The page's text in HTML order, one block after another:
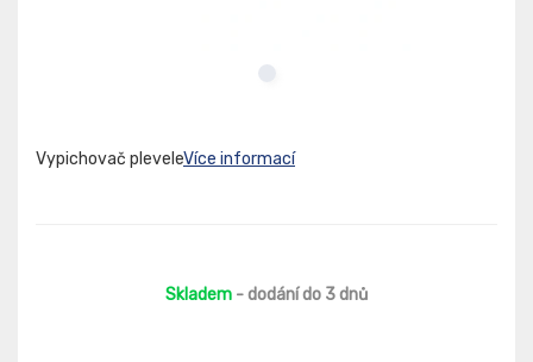
Vypichovač pleveleVíce informací
Skladem - dodání do 3 dnů